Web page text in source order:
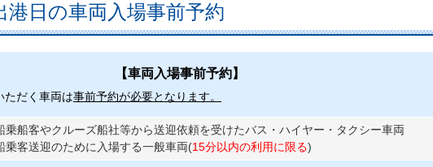
港日の車両入場事前予約
【車両入場事前予約】
ただく車両は事前予約が必要となります。
乗船客やクルーズ船社等から送迎依頼を受けたバス・ハイヤー・タクシー車両
乗客送迎のために入場する一般車両(15分以内の利用に限る)